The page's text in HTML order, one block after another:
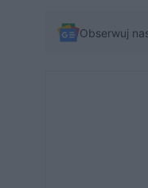
Obserwuj